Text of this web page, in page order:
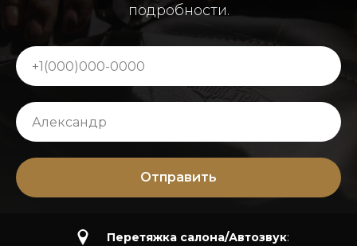
подробности.
Отправить
Перетяжка салона/Автозвук: